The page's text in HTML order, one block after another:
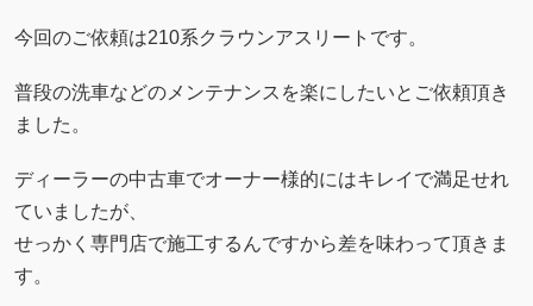
今回のご依頼は210系クラウンアスリートです。
普段の洗車などのメンテナンスを楽にしたいとご依頼頂き
ました。
ディーラーの中古車でオーナー様的にはキレイで満足せれ
ていましたが、
せっかく専門店で施工するんですから差を味わって頂きま
す。